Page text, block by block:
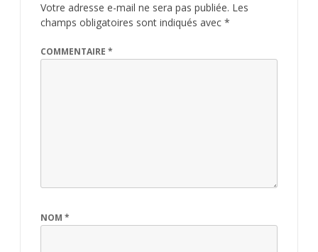
Votre adresse e-mail ne sera pas publiée. Les
champs obligatoires sont indiqués avec *
COMMENTAIRE *
NOM *